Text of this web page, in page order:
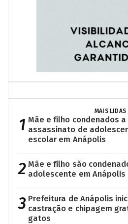
MAIS LIDAS
1 Mãe e filho condenados
assassinato de
escolar em Anápolis
2 Mãe e filho são
adolescente em Anápolis
3 Prefeitura de Anápolis
castração e chipagem
gatos